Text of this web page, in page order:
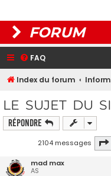
FORUM
FAQ
Index du forum
LE SUJET DU
Répondre
2104 messages
mad max
AS